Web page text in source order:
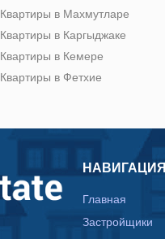
Квартиры в Махмутларе
Квартиры в Каргыджаке
Квартиры в Кемере
Квартиры в Фетхие
НАВИГАЦИЯ
Главная
Застройщики